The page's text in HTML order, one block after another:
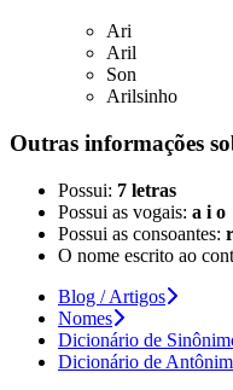
Ari
Aril
Son
Arilsinho
Outras informações
Possui: 7 letras
Possui as vogais: a i o
Possui as consoantes:
O nome escrito ao
Blog / Artigos
Nomes
Dicionário de
Dicionário de